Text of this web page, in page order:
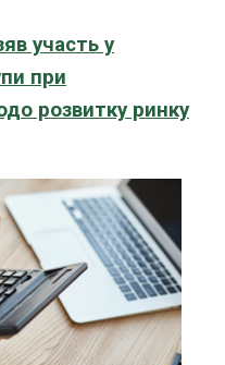
участь у
при
розвитку ринку